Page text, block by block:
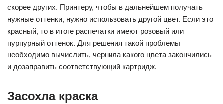
скорее других. Принтеру, чтобы в дальнейшем получать
нужные оттенки, нужно использовать другой цвет. Если это
красный, то в итоге распечатки имеют розовый или
пурпурный оттенок. Для решения такой проблемы
необходимо вычислить, чернила какого цвета закончились
и дозаправить соответствующий картридж.
Засохла краска